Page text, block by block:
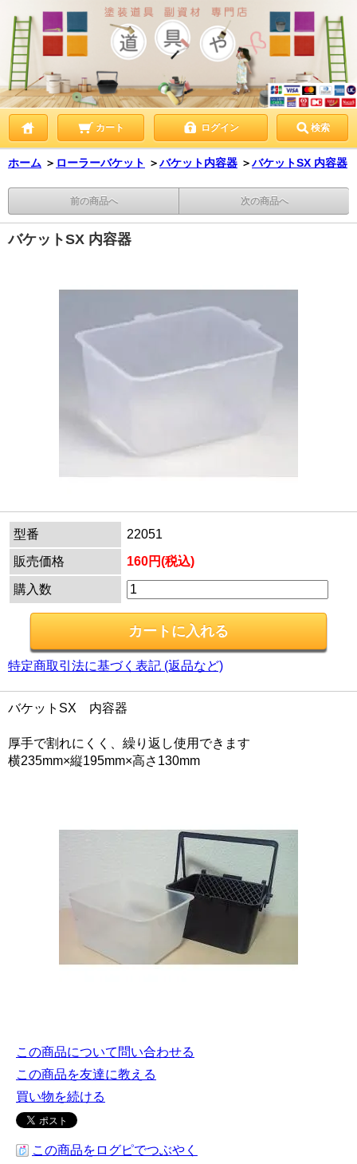
カート ログイン 検索
ホーム ＞ ローラーバケット ＞バケット内容器 ＞バケットSX 内容器
前の商品へ 次の商品へ
バケットSX 内容器
型番
22051
販売価格
160円(税込)
購入数
特定商取引法に基づく表記 (返品など)
バケットSX 内容器
厚手で割れにくく、繰り返し使用できます
横235mm×縦195mm×高さ130mm
この商品について問い合わせる
この商品を友達に教える
買い物を続ける
この商品をログピでつぶやく